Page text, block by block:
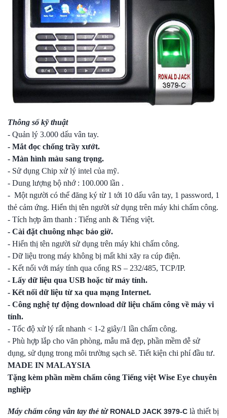
Thông số kỹ thuật
- Quản lý 3.000 dấu vân tay.
- Mắt đọc chống trầy xướt.
- Màn hình màu sang trọng.
- Sử dụng Chip xử lý intel của mỹ.
- Dung lượng bộ nhớ : 100.000 lần .
- Một người có thể đăng ký từ 1 tới 10 dấu vân tay, 1 password, 1
thẻ cảm ứng. Hiển thị tên người sử dụng trên máy khi chấm công.
- Tích hợp âm thanh : Tiếng anh & Tiếng việt.
- Cài đặt chuông nhạc báo giờ.
- Hiển thị tên người sử dụng trên máy khi chấm công.
- Dữ liệu trong máy không bị mất khi xãy ra cúp điện.
- Kết nối với máy tính qua cổng RS – 232/485, TCP/IP.
- Lấy dữ liệu qua USB hoặc từ máy tính.
- Kết nối dữ liệu từ xa qua mạng Internet.
- Công nghệ tự động download dữ liệu chấm công về máy vi
tính.
- Tốc độ xử lý rất nhanh < 1-2 giây/1 lần chấm công.
- Phù hợp lắp cho văn phòng, mẫu mã đẹp, phần mềm dễ sử
dụng, sử dụng trong môi trường sạch sẽ. Tiết kiện chi phí đầu tư.
MADE IN MALAYSIA
Tặng kèm phần mềm chấm công Tiếng việt Wise Eye chuyên
nghiệp
Máy chấm công vân tay thẻ từ RONALD JACK 3979-C là thiết bị